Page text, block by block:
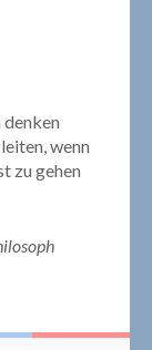
denken
wenn
zu gehen